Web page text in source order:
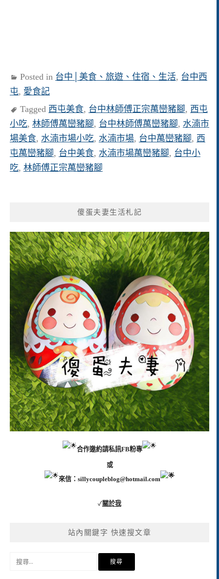
Posted in 台中│美食、旅遊、住宿、生活, 台中西
屯, 愛食記
Tagged 西屯美食, 台中林師傅正宗萬巒豬腳, 西屯
小吃, 林師傅萬巒豬腳, 台中林師傅萬巒豬腳, 水湳市
場美食, 水湳市場小吃, 水湳市場, 台中萬巒豬腳, 西
屯萬巒豬腳, 台中美食, 水湳市場萬巒豬腳, 台中小
吃, 林師傅正宗萬巒豬腳
傻蛋夫妻生活札記
合作邀約請私訊FB粉專
或
來信： sillycoupleblog@hotmail.com
✓關於我
站內關鍵字 快速搜文章